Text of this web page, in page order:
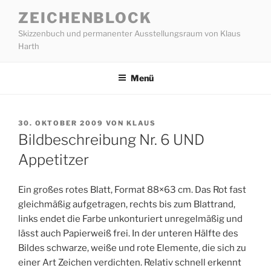
Inhalt
springen
ZEICHENBLOCK
Skizzenbuch und permanenter Ausstellungsraum von Klaus
Harth
Menü
VERÖFFENTLICHT
AM
30. OKTOBER 2009 VON KLAUS
Bildbeschreibung Nr. 6 UND
Appetitzer
Ein großes rotes Blatt, Format 88×63 cm. Das Rot fast
gleichmäßig aufgetragen, rechts bis zum Blattrand,
links endet die Farbe unkonturiert unregelmäßig und
lässt auch Papierweiß frei. In der unteren Hälfte des
Bildes schwarze, weiße und rote Elemente, die sich zu
einer Art Zeichen verdichten. Relativ schnell erkennt